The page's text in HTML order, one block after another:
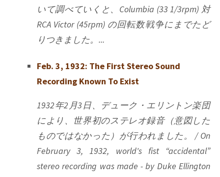
いて調べていくと、Columbia (33 1/3rpm) 対
RCA Victor (45rpm) の回転数戦争にまでたど
りつきました。...
Feb. 3, 1932: The First Stereo Sound
Recording Known To Exist
1932年2月3日、デューク・エリントン楽団
により、世界初のステレオ録音（意図した
ものではなかった）が行われました。 / On
February 3, 1932, world's fist “accidental”
stereo recording was made - by Duke Ellington